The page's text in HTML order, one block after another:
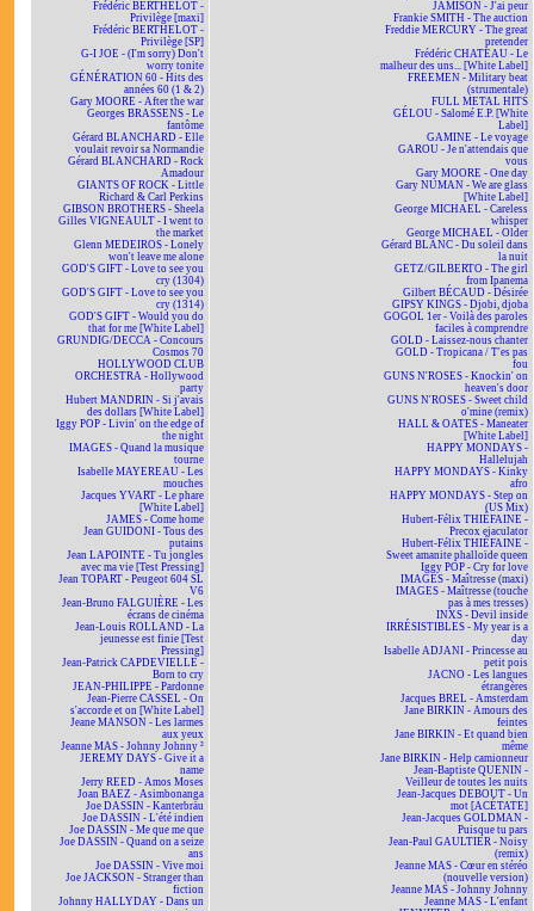
Frédéric BERTHELOT -
Privilège [maxi]
Frédéric BERTHELOT -
Privilège [SP]
G-I JOE - (I'm sorry) Don't
worry tonite
GÉNÉRATION 60 - Hits des
années 60 (1 & 2)
Gary MOORE - After the war
Georges BRASSENS - Le
fantôme
Gérard BLANCHARD - Elle
voulait revoir sa Normandie
Gérard BLANCHARD - Rock
Amadour
GIANTS OF ROCK - Little
Richard & Carl Perkins
GIBSON BROTHERS - Sheela
Gilles VIGNEAULT - I went to
the market
Glenn MEDEIROS - Lonely
won't leave me alone
GOD'S GIFT - Love to see you
cry (1304)
GOD'S GIFT - Love to see you
cry (1314)
GOD'S GIFT - Would you do
that for me [White Label]
GRUNDIG/DECCA - Concours
Cosmos 70
HOLLYWOOD CLUB
ORCHESTRA - Hollywood
party
Hubert MANDRIN - Si j'avais
des dollars [White Label]
Iggy POP - Livin' on the edge of
the night
IMAGES - Quand la musique
tourne
Isabelle MAYEREAU - Les
mouches
Jacques YVART - Le phare
[White Label]
JAMES - Come home
Jean GUIDONI - Tous des
putains
Jean LAPOINTE - Tu jongles
avec ma vie [Test Pressing]
Jean TOPART - Peugeot 604 SL
V6
Jean-Bruno FALGUIÈRE - Les
écrans de cinéma
Jean-Louis ROLLAND - La
jeunesse est finie [Test
Pressing]
Jean-Patrick CAPDEVIELLE -
Born to cry
JEAN-PHILIPPE - Pardonne
Jean-Pierre CASSEL - On
s'accorde et on [White Label]
Jeane MANSON - Les larmes
aux yeux
Jeanne MAS - Johnny Johnny ²
JEREMY DAYS - Give it a
name
Jerry REED - Amos Moses
Joan BAEZ - Asimbonanga
Joe DASSIN - Kanterbräu
Joe DASSIN - L'été indien
Joe DASSIN - Me que me que
Joe DASSIN - Quand on a seize
ans
Joe DASSIN - Vive moi
Joe JACKSON - Stranger than
fiction
Johnny HALLYDAY - Dans un
JAMISON - J'ai peur
Frankie SMITH - The auction
Freddie MERCURY - The great
pretender
Frédéric CHATEAU - Le
malheur des uns... [White Label]
FREEMEN - Military beat
(strumentale)
FULL METAL HITS
GÉLOU - Salomé E.P. [White
Label]
GAMINE - Le voyage
GAROU - Je n'attendais que
vous
Gary MOORE - One day
Gary NUMAN - We are glass
[White Label]
George MICHAEL - Careless
whisper
George MICHAEL - Older
Gérard BLANC - Du soleil dans
la nuit
GETZ/GILBERTO - The girl
from Ipanema
Gilbert BÉCAUD - Désirée
GIPSY KINGS - Djobi, djoba
GOGOL 1er - Voilà des paroles
faciles à comprendre
GOLD - Laissez-nous chanter
GOLD - Tropicana / T'es pas
fou
GUNS N'ROSES - Knockin' on
heaven's door
GUNS N'ROSES - Sweet child
o'mine (remix)
HALL & OATES - Maneater
[White Label]
HAPPY MONDAYS -
Hallelujah
HAPPY MONDAYS - Kinky
afro
HAPPY MONDAYS - Step on
(US Mix)
Hubert-Félix THIÉFAINE -
Precox ejaculator
Hubert-Félix THIÉFAINE -
Sweet amanite phalloïde queen
Iggy POP - Cry for love
IMAGES - Maîtresse (maxi)
IMAGES - Maîtresse (touche
pas à mes tresses)
INXS - Devil inside
IRRÉSISTIBLES - My year is a
day
Isabelle ADJANI - Princesse au
petit pois
JACNO - Les langues
étrangères
Jacques BREL - Amsterdam
Jane BIRKIN - Amours des
feintes
Jane BIRKIN - Et quand bien
même
Jane BIRKIN - Help camionneur
Jean-Baptiste QUENIN -
Veilleur de toutes les nuits
Jean-Jacques DEBOUT - Un
mot [ACÉTATE]
Jean-Jacques GOLDMAN -
Puisque tu pars
Jean-Paul GAULTIER - Noisy
(remix)
Jeanne MAS - Cœur en stéréo
(nouvelle version)
Jeanne MAS - Johnny Johnny
Jeanne MAS - L'enfant